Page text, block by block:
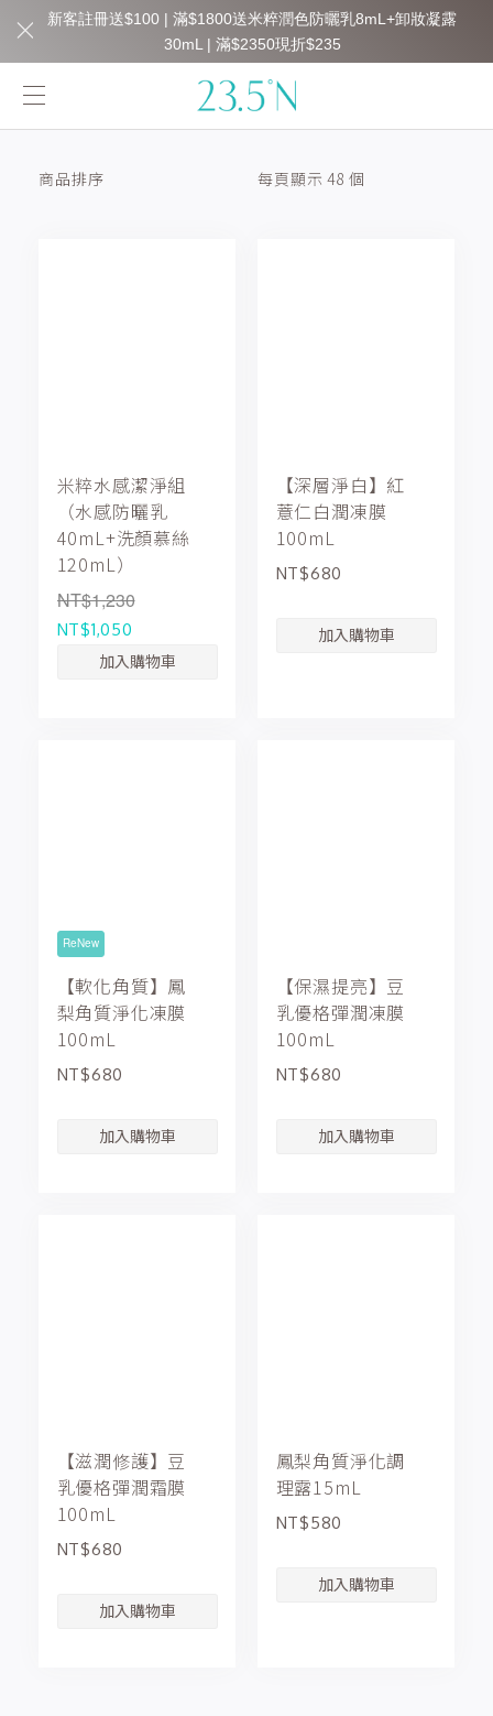
商品排序 每頁顯示 48 個
米粹水感潔淨組
（水感防曬乳
40mL+洗顏慕絲
120mL）
NT$1,230
NT$1,050
【深層淨白】紅
薏仁白潤凍膜
100mL
NT$680
ReNew
【軟化角質】鳳
梨角質淨化凍膜
100mL
NT$680
【保濕提亮】豆
乳優格彈潤凍膜
100mL
NT$680
【滋潤修護】豆
乳優格彈潤霜膜
100mL
NT$680
鳳梨角質淨化調
理露15mL
NT$580
新客註冊送$100 | 滿$1800送米粹潤色防曬乳8mL+卸妝凝露
30mL | 滿$2350現折$235